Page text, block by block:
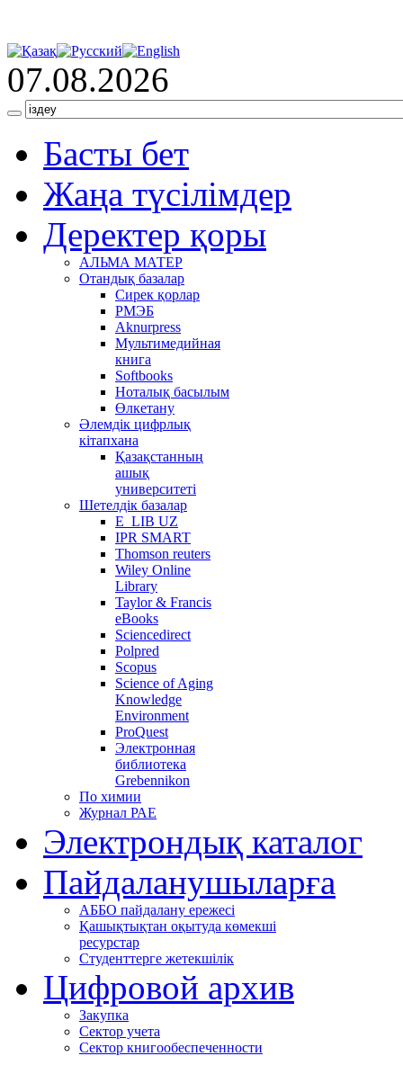
07.08.2026
Басты бет
Жаңа түсілімдер
Деректер қоры
АЛЬМА МАТЕР
Отандық базалар
Сирек қорлар
РМЭБ
Аknurpress
Мультимедийная
книга
Softbooks
Ноталық басылым
Өлкетану
Әлемдік цифрлық
кітапхана
Қазақстанның
ашық
университеті
Шетелдік базалар
E_LIB UZ
IPR SMART
Thomson reuters
Wiley Online
Library
Taylor & Francis
eBooks
Sciencedirect
Polpred
Scopus
Science of Aging
Knowledge
Environment
ProQuest
Электронная
библиотека
Grebennikon
По химии
Журнал РАЕ
Электрондық каталог
Пайдаланушыларға
АББО пайдалану ережесі
Қашықтықтан оқытуда көмекші
ресурстар
Студенттерге жетекшілік
Цифровой архив
Закупка
Сектор учета
Сектор книгообеспеченности